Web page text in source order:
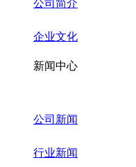
公司简介
企业文化
新闻中心
公司新闻
行业新闻